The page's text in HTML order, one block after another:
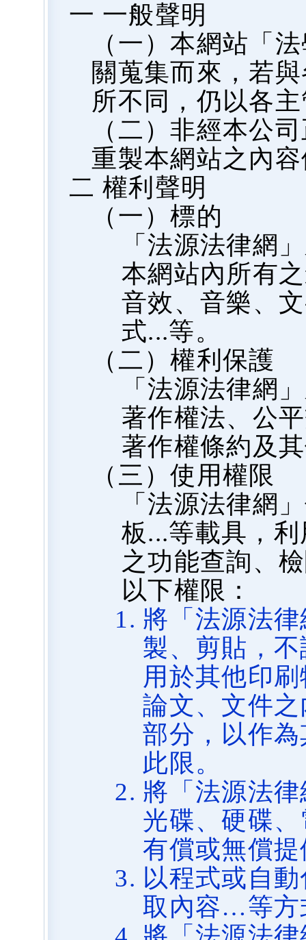
一 一般聲明
（一）本網站「
關蒐集而來，若
所不同，仍以各
（二）非經本公
重製本網站之內
二 權利聲明
（一）標的
「法源法律網
本網站內所有
音效、音樂、
式...等。
（二）權利保護
「法源法律網
著作權法、公
著作權條約及
（三）使用權限
「法源法律網
板...等載具，
之功能查詢、
以下權限：
將「法源法
製、剪貼，
用於其他印
論文、文件
部分，以作
此限。
將「法源法
光碟、硬碟
有償或無償
以程式或自
取內容…等方